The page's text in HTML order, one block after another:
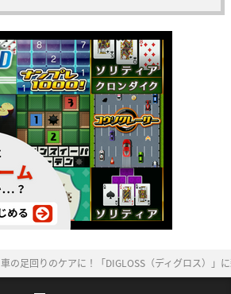
車の足回りのケアに！「DIGLOSS（ディグロス）」